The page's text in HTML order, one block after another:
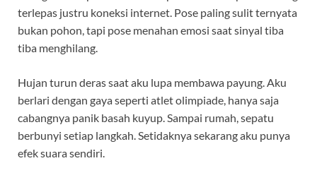
terlepas justru koneksi internet. Pose paling sulit ternyata
bukan pohon, tapi pose menahan emosi saat sinyal tiba
tiba menghilang.
Hujan turun deras saat aku lupa membawa payung. Aku
berlari dengan gaya seperti atlet olimpiade, hanya saja
cabangnya panik basah kuyup. Sampai rumah, sepatu
berbunyi setiap langkah. Setidaknya sekarang aku punya
efek suara sendiri.